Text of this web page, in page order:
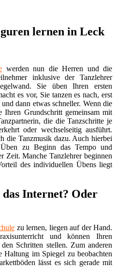
lernen in Leck
werden nun die Herren und die
inklusive der Tanzlehrer
Sie üben Ihren ersten
es vor, Sie tanzen es nach, erst
dann etwas schneller. Wenn die
Ihren Grundschritt gemeinsam mit
die die Tanzschritte je
oder wechselseitig ausführt.
die Tanzmusik dazu. Auch hierbei
zu Beginn das Tempo und
Zeit. Manche Tanzlehrer beginnen
des individuellen Übens liegt
Internet? Oder
zu lernen, liegen auf der Hand.
und können Ihren
Schritten stellen. Zum anderen
im Spiegel zu beobachten
lässt es sich gerade mit